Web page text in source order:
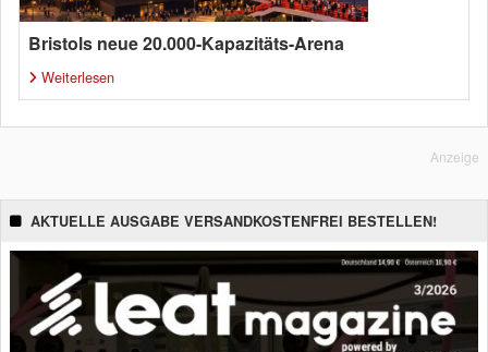
Bristols neue 20.000-Kapazitäts-Arena
Weiterlesen
Anzeige
AKTUELLE AUSGABE VERSANDKOSTENFREI BESTELLEN!